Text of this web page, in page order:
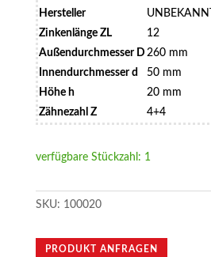
Hersteller
UNBEKANNT
Zinkenlänge ZL
12
Außendurchmesser D 260 mm
Innendurchmesser d
50 mm
Höhe h
20 mm
Zähnezahl Z
4+4
verfügbare Stückzahl: 1
SKU: 100020
PRODUKT ANFRAGEN